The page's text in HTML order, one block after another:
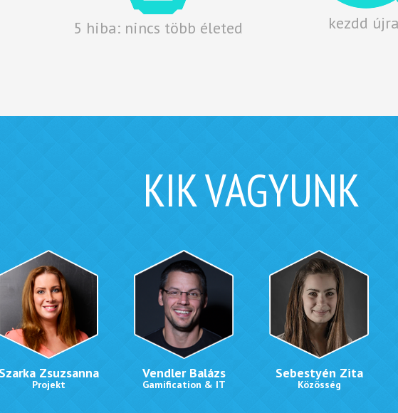
5 hiba: nincs több életed
kezdd
KIK VAGYUNK
Szarka Zsuzsanna
Projekt
Vendler Balázs
Gamification & IT
Sebestyén Zita
Közösség